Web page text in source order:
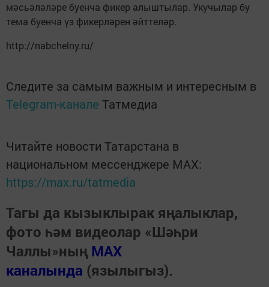
мәсьәләләре буенча фикер алыштылар. Укучылар бу
тема буенча үз фикерләрен әйттеләр.
http://nabchelny.ru/
Следите за самым важным и интересным в
Telegram-канале Татмедиа
Читайте новости Татарстана в
национальном мессенджере MАХ:
https://max.ru/tatmedia
Тагы да кызыклырак яңалыклар,
фото һәм видеолар «Шәһри
Чаллы»ның MAX
каналында (язылыгыз).